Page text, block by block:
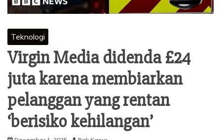
Teknologi
Virgin Media didenda £24
juta karena membiarkan
pelanggan yang rentan
‘berisiko kehilangan’